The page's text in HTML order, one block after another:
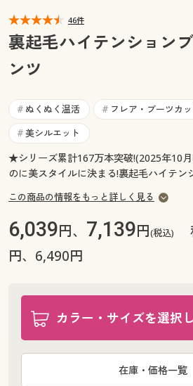
マイページ
閲覧履歴
お気に入り
サポート
ご利用ガイド
閲覧履歴
ご利用ガイド
よくある質問とお問い合わせ
46件
裏起毛ハイテンション
ンツ
# ぬくぬく温活 # フレア・ブーツカ
# 美シルエット
★シリーズ累計167万本突破!(2025年10
のに美スタイルに決まる!裏起毛ハイテン
この商品の情報をもっと詳しく見る
6,039円、 7,139円(税込)
円、6,490円
カラー・サイズを選択
在庫・価格一覧